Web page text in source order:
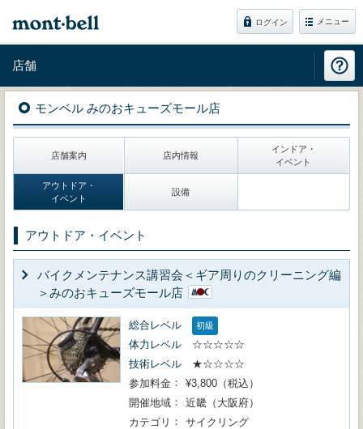
ログイン メニュー
店舗
モンベル みのおキューズモール店
店舗案内 店内情報
インドア・
イベント
アウトドア・
イベント
設備
アウトドア・イベント
バイクメンテナンス講習会＜ギア周りのクリーニング編
＞みのおキューズモール店
総合レベル 初級
体力レベル
☆☆☆☆☆
技術レベル
★☆☆☆☆
参加料金
¥3,800（税込）
開催地域
近畿（大阪府）
カテゴリ
サイクリング